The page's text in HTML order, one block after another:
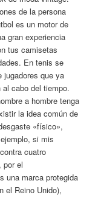
de la persona
es un motor de
gran experiencia
tus camisetas
En tenis se
jugadores que ya
cabo del tiempo.
a hombre tenga
la idea común de
«físico»,
si mis
cuatro
por el
una marca protegida
el Reino Unido),